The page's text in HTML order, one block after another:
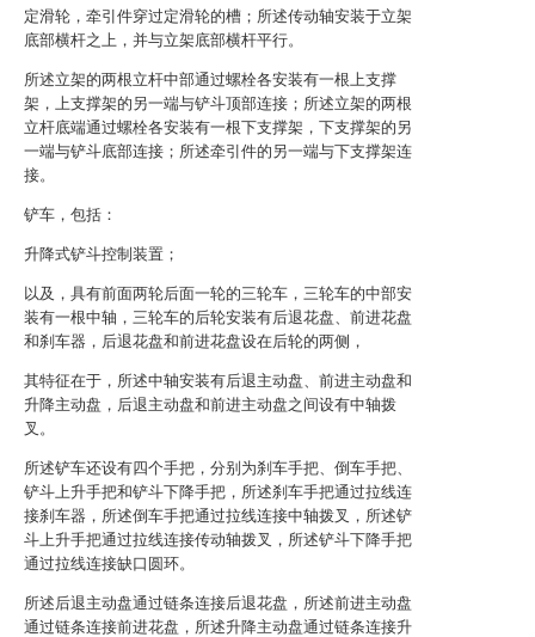
定滑轮，牵引件穿过定滑轮的槽；所述传动轴安装于立架
底部横杆之上，并与立架底部横杆平行。
所述立架的两根立杆中部通过螺栓各安装有一根上支撑
架，上支撑架的另一端与铲斗顶部连接；所述立架的两根
立杆底端通过螺栓各安装有一根下支撑架，下支撑架的另
一端与铲斗底部连接；所述牵引件的另一端与下支撑架连
接。
铲车，包括：
升降式铲斗控制装置；
以及，具有前面两轮后面一轮的三轮车，三轮车的中部安
装有一根中轴，三轮车的后轮安装有后退花盘、前进花盘
和刹车器，后退花盘和前进花盘设在后轮的两侧，
其特征在于，所述中轴安装有后退主动盘、前进主动盘和
升降主动盘，后退主动盘和前进主动盘之间设有中轴拨
叉。
所述铲车还设有四个手把，分别为刹车手把、倒车手把、
铲斗上升手把和铲斗下降手把，所述刹车手把通过拉线连
接刹车器，所述倒车手把通过拉线连接中轴拨叉，所述铲
斗上升手把通过拉线连接传动轴拨叉，所述铲斗下降手把
通过拉线连接缺口圆环。
所述后退主动盘通过链条连接后退花盘，所述前进主动盘
通过链条连接前进花盘，所述升降主动盘通过链条连接升